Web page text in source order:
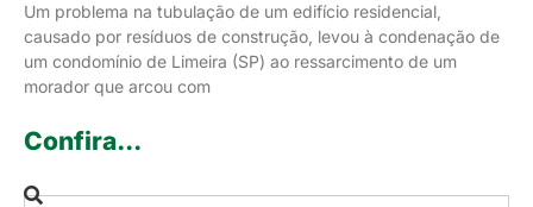
Um problema na tubulação de um edifício residencial,
causado por resíduos de construção, levou à condenação de
um condomínio de Limeira (SP) ao ressarcimento de um
morador que arcou com
Confira...